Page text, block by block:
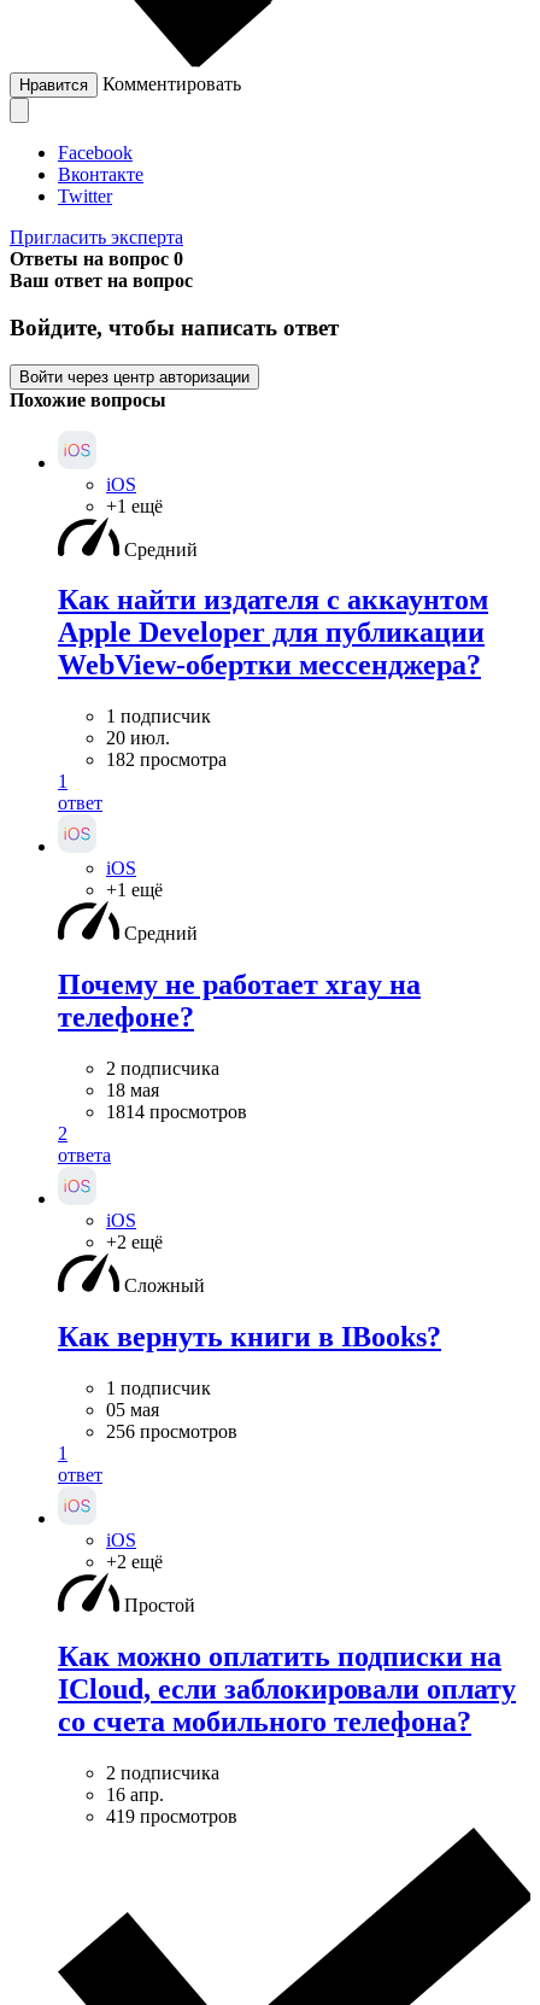
Нравится Комментировать
Facebook
Вконтакте
Twitter
Пригласить эксперта
Ответы на вопрос 0
Ваш ответ на вопрос
Войдите, чтобы написать ответ
Войти через центр авторизации
Похожие вопросы
iOS
+1 ещё
Средний
Как найти издателя с аккаунтом
Apple Developer для публикации
WebView-обертки мессенджера?
1 подписчик
20 июл.
182 просмотра
1
ответ
iOS
+1 ещё
Средний
Почему не работает xray на
телефоне?
2 подписчика
18 мая
1814 просмотров
2
ответа
iOS
+2 ещё
Сложный
Как вернуть книги в IBooks?
1 подписчик
05 мая
256 просмотров
1
ответ
iOS
+2 ещё
Простой
Как можно оплатить подписки на
ICloud, если заблокировали оплату
со счета мобильного телефона?
2 подписчика
16 апр.
419 просмотров